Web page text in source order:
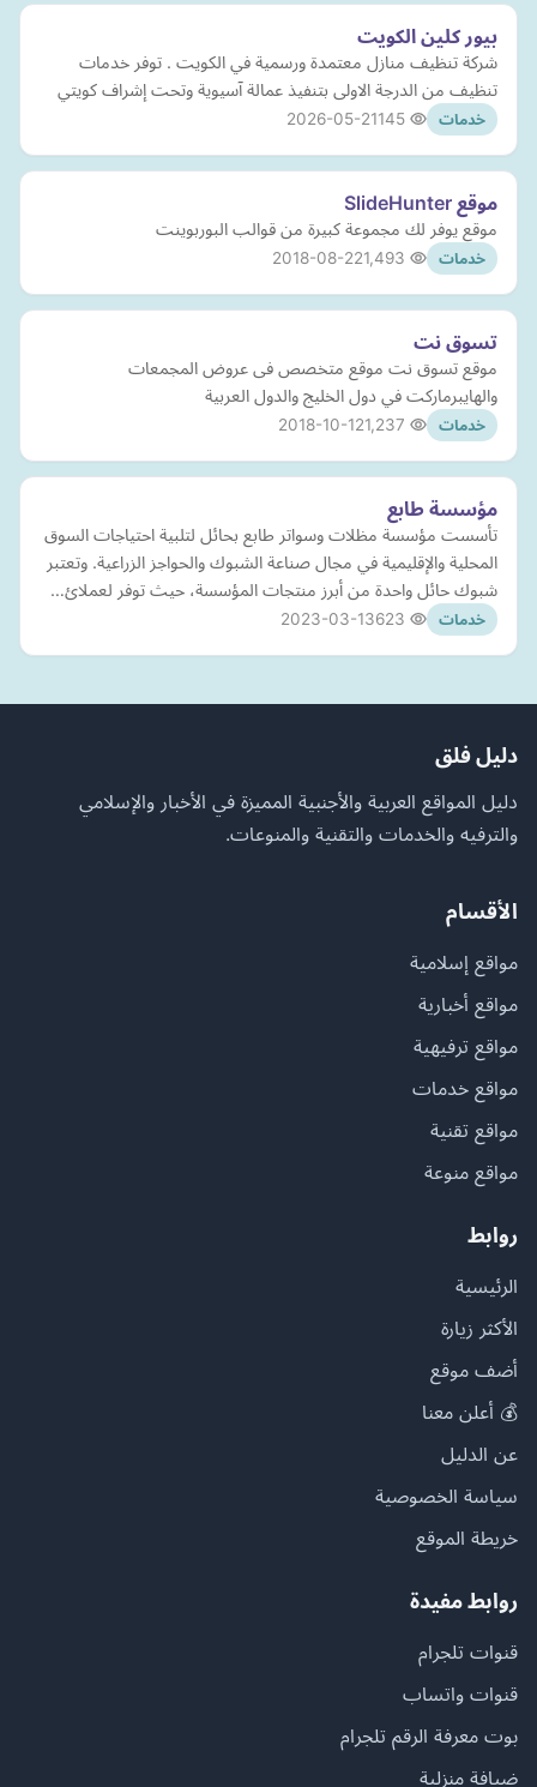
بيور كلين الكويت
شركة تنظيف منازل معتمدة ورسمية في الكويت . توفر خدمات
تنظيف من الدرجة الاولى بتنفيذ عمالة آسيوية وتحت إشراف كويتي
خدمات 2026-05-21
موقع SlideHunter
‏موقع يوفر لك مجموعة كبيرة من قوالب البوربوينت
خدمات 2018-08-22
تسوق نت
موقع تسوق نت موقع متخصص فى عروض المجمعات
والهايبرماركت في دول الخليج والدول العربية
خدمات 2018-10-12
مؤسسة طابع
تأسست مؤسسة مظلات وسواتر طابع بحائل لتلبية احتياجات السوق
المحلية والإقليمية في مجال صناعة الشبوك والحواجز الزراعية. وتعتبر
شبوك حائل واحدة من أبرز منتجات المؤسسة، حيث توفر لعملائ…
خدمات 2023-03-13
دليل فلق
دليل المواقع العربية والأجنبية المميزة في الأخبار والإسلامي
والترفيه والخدمات والتقنية والمنوعات.
الأقسام
مواقع إسلامية
مواقع أخبارية
مواقع ترفيهية
مواقع خدمات
مواقع تقنية
مواقع منوعة
روابط
الرئيسية
الأكثر زيارة
أضف موقع
💰 أعلن معنا
عن الدليل
سياسة الخصوصية
خريطة الموقع
روابط مفيدة
قنوات تلجرام
قنوات واتساب
بوت معرفة الرقم تلجرام
ضيافة منزلية